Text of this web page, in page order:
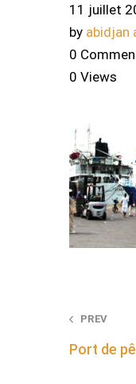
11 juillet
by abidjan
0
0 Views
Post
PREV
Port de